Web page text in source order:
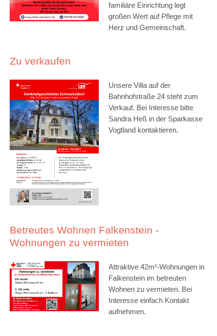
familiäre Einrichtung legt
großen Wert auf Pflege mit
Herz und Gemeinschaft.
Zu verkaufen
Unsere Villa auf der
Bahnhofstraße 24 steht zum
Verkauf. Bei Interesse bitte
Sandra Heß in der Sparkasse
Vogtland kontaktieren.
Betreutes Wohnen Falkenstein -
Wohnungen zu vermieten
Attraktive 42m²-Wohnungen in
Falkenstein im betreuten
Wohnen zu vermieten. Bei
Interesse einfach Kontakt
aufnehmen.